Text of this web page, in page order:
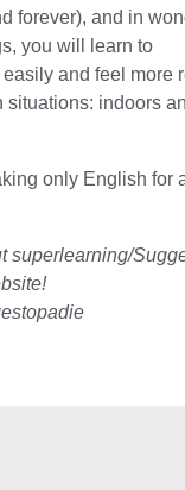
forever), and in
you will learn to
and feel more
situations: indoors
only English for
superlearning/